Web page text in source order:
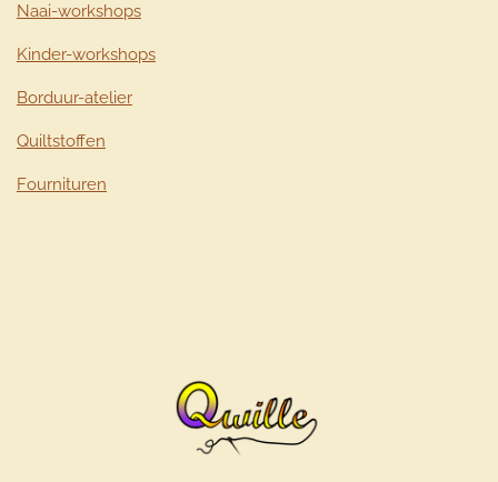
Naai-workshops
Kinder-workshops
Borduur-atelier
Quiltstoffen
Fournituren